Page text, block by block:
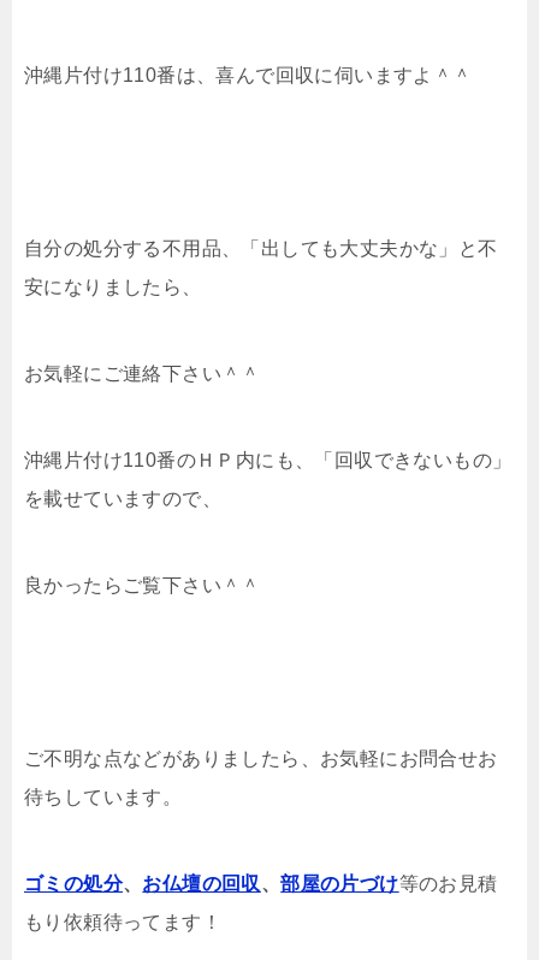
沖縄片付け110番は、喜んで回収に伺いますよ＾＾
自分の処分する不用品、「出しても大丈夫かな」と不
安になりましたら、
お気軽にご連絡下さい＾＾
沖縄片付け110番のＨＰ内にも、「回収できないもの」
を載せていますので、
良かったらご覧下さい＾＾
ご不明な点などがありましたら、お気軽にお問合せお
待ちしています。
ゴミの処分、 お仏壇の回収、部屋の片づけ等のお見積
もり依頼待ってます！